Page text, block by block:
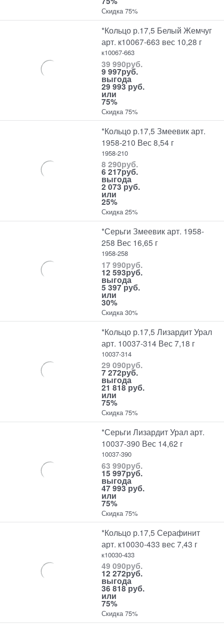
Скидка 75%
*Кольцо р.17,5 Белый Жемчуг
арт. к10067-663 вес 10,28 г
к10067-663
39 990руб.
9 997руб.
выгода
29 993 руб.
или
75%
Скидка 75%
*Кольцо р.17,5 Змеевик арт.
1958-210 Вес 8,54 г
1958-210
8 290руб.
6 217руб.
выгода
2 073 руб.
или
25%
Скидка 25%
*Серьги Змеевик арт. 1958-
258 Вес 16,65 г
1958-258
17 990руб.
12 593руб.
выгода
5 397 руб.
или
30%
Скидка 30%
*Кольцо р.17,5 Лизардит Урал
арт. 10037-314 Вес 7,18 г
10037-314
29 090руб.
7 272руб.
выгода
21 818 руб.
или
75%
Скидка 75%
*Серьги Лизардит Урал арт.
10037-390 Вес 14,62 г
10037-390
63 990руб.
15 997руб.
выгода
47 993 руб.
или
75%
Скидка 75%
*Кольцо р.17,5 Серафинит
арт. к10030-433 вес 7,43 г
к10030-433
49 090руб.
12 272руб.
выгода
36 818 руб.
или
75%
Скидка 75%